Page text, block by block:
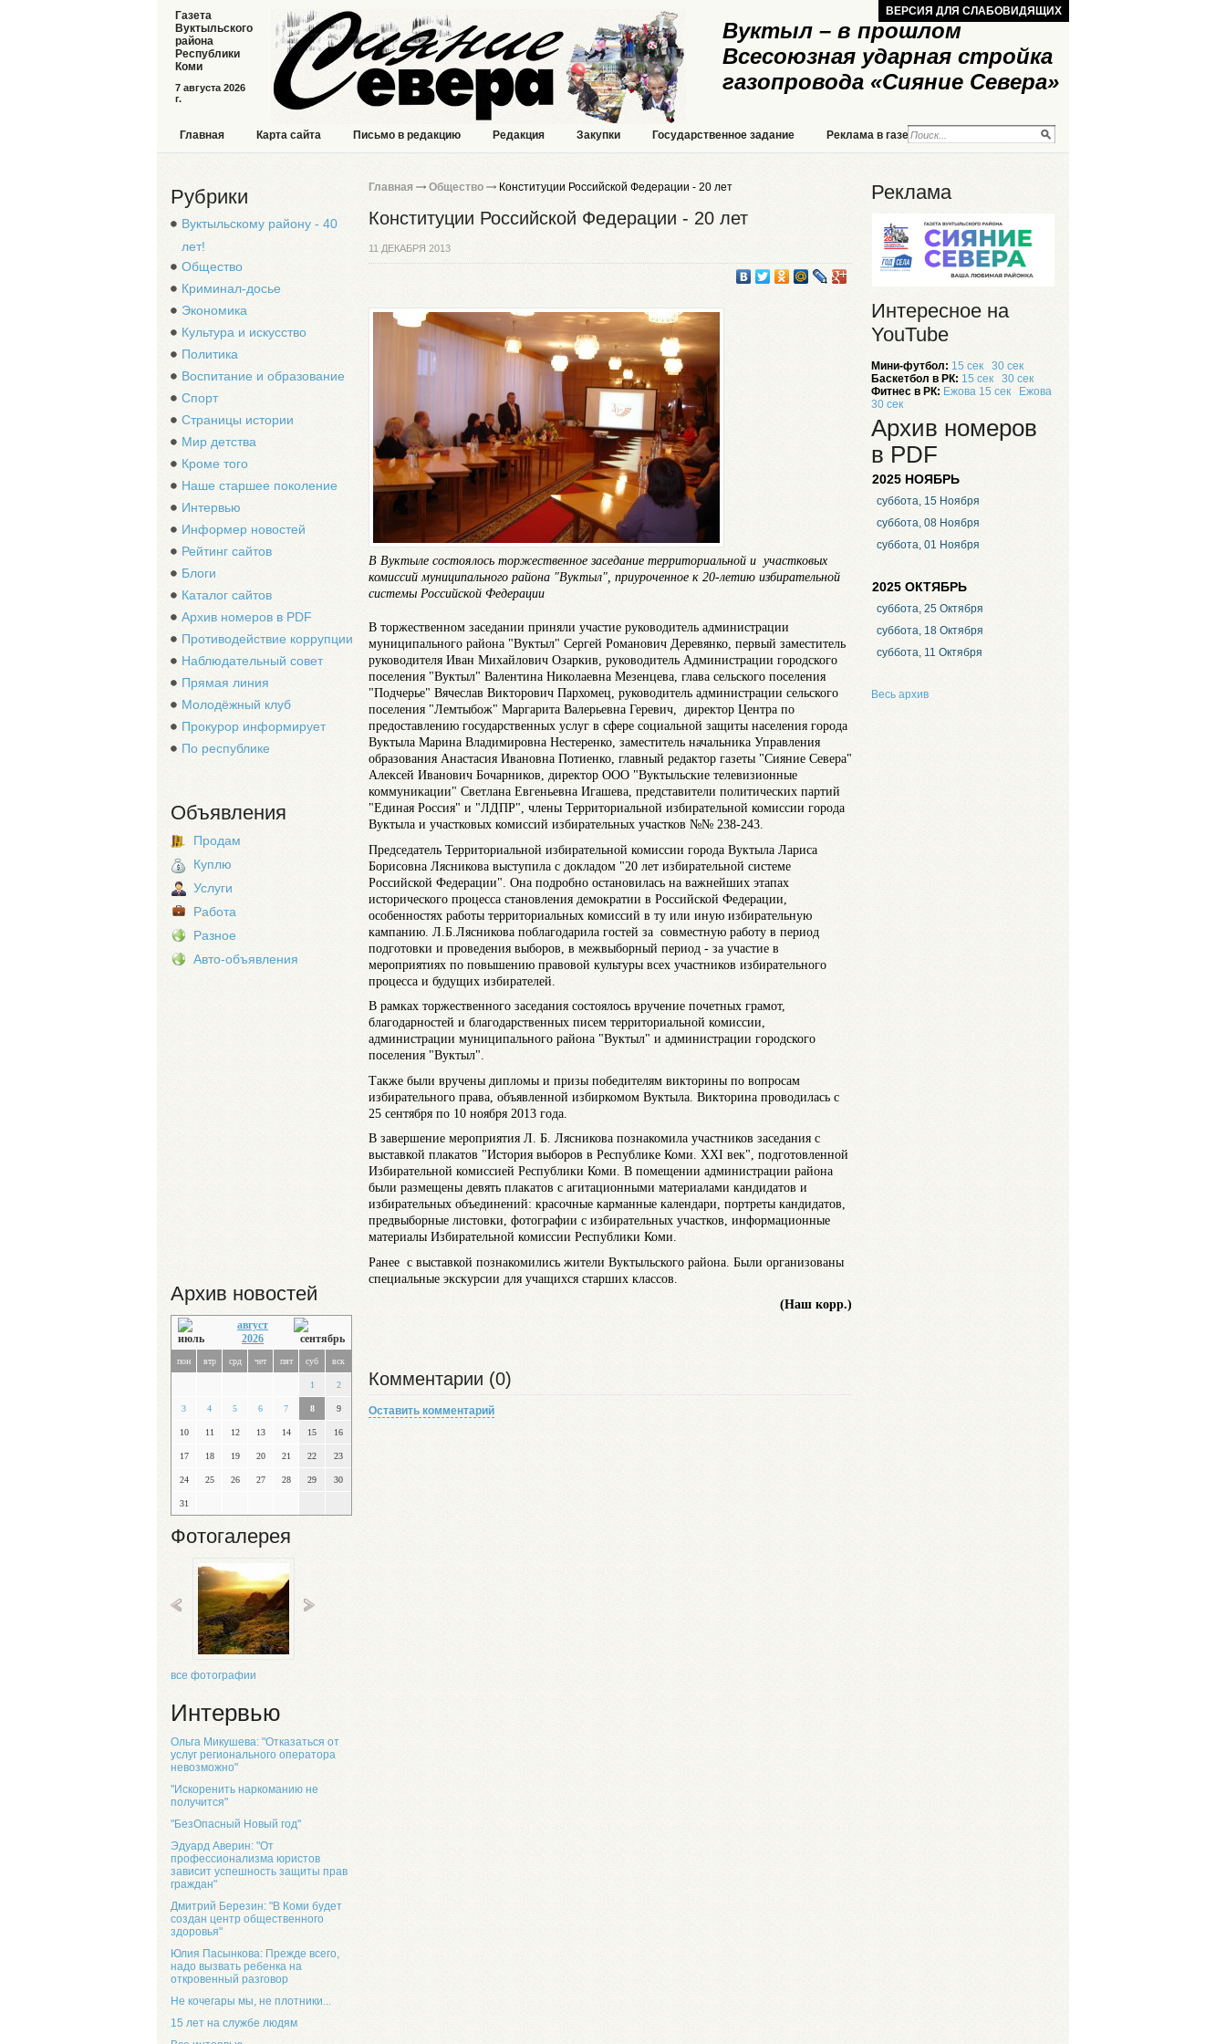
Вуктыл – в прошлом
Всесоюзная ударная стройка
газопровода «Сияние Севера»
7 августа 2026
г.
Газета
Вуктыльского
района
Республики
Коми
ВЕРСИЯ ДЛЯ СЛАБОВИДЯЩИХ
Главная Карта сайта Письмо в редакцию Редакция Закупки Государственное задание Реклама в газете Реклама на сайте
Рубрики
Вуктыльскому району - 40
лет!
Общество
Криминал-досье
Экономика
Культура и искусство
Политика
Воспитание и образование
Спорт
Страницы истории
Мир детства
Кроме того
Наше старшее поколение
Интервью
Информер новостей
Рейтинг сайтов
Блоги
Каталог сайтов
Архив номеров в PDF
Противодействие коррупции
Наблюдательный совет
Прямая линия
Молодёжный клуб
Прокурор информирует
По республике
Объявления
Продам
Куплю
Услуги
Работа
Разное
Авто-объявления
Архив новостей
август
2026
пон втр срд чет пят суб вск
1 2
3 4 5 6 7 8 9
10 11 12 13 14 15 16
17 18 19 20 21 22 23
24 25 26 27 28 29 30
31
Фотогалерея
все фотографии
Интервью
Ольга Микушева: "Отказаться от
услуг регионального оператора
невозможно"
"Искоренить наркоманию не
получится"
"БезОпасный Новый год"
Эдуард Аверин: "От
профессионализма юристов
зависит успешность защиты прав
граждан"
Дмитрий Березин: "В Коми будет
создан центр общественного
здоровья"
Юлия Пасынкова: Прежде всего,
надо вызвать ребенка на
откровенный разговор
Не кочегары мы, не плотники...
15 лет на службе людям
Главная Общество Конституции Российской Федерации - 20 лет
Конституции Российской Федерации - 20 лет
11 ДЕКАБРЯ 2013
В Вуктыле состоялось торжественное заседание территориальной и участковых
комиссий муниципального района "Вуктыл", приуроченное к 20-летию избирательной
системы Российской Федерации
В торжественном заседании приняли участие руководитель администрации
муниципального района "Вуктыл" Сергей Романович Деревянко, первый заместитель
руководителя Иван Михайлович Озаркив, руководитель Администрации городского
поселения "Вуктыл" Валентина Николаевна Мезенцева, глава сельского поселения
"Подчерье" Вячеслав Викторович Пархомец, руководитель администрации сельского
поселения "Лемтыбож" Маргарита Валерьевна Геревич, директор Центра по
предоставлению государственных услуг в сфере социальной защиты населения города
Вуктыла Марина Владимировна Нестеренко, заместитель начальника Управления
образования Анастасия Ивановна Потиенко, главный редактор газеты "Сияние Севера"
Алексей Иванович Бочарников, директор ООО "Вуктыльские телевизионные
коммуникации" Светлана Евгеньевна Игашева, представители политических партий
"Единая Россия" и "ЛДПР", члены Территориальной избирательной комиссии города
Вуктыла и участковых комиссий избирательных участков №№ 238-243.
Председатель Территориальной избирательной комиссии города Вуктыла Лариса
Борисовна Лясникова выступила с докладом "20 лет избирательной системе
Российской Федерации". Она подробно остановилась на важнейших этапах
исторического процесса становления демократии в Российской Федерации,
особенностях работы территориальных комиссий в ту или иную избирательную
кампанию. Л.Б.Лясникова поблагодарила гостей за совместную работу в период
подготовки и проведения выборов, в межвыборный период - за участие в
мероприятиях по повышению правовой культуры всех участников избирательного
процесса и будущих избирателей.
В рамках торжественного заседания состоялось вручение почетных грамот,
благодарностей и благодарственных писем территориальной комиссии,
администрации муниципального района "Вуктыл" и администрации городского
поселения "Вуктыл".
Также были вручены дипломы и призы победителям викторины по вопросам
избирательного права, объявленной избиркомом Вуктыла. Викторина проводилась с
25 сентября по 10 ноября 2013 года.
В завершение мероприятия Л. Б. Лясникова познакомила участников заседания с
выставкой плакатов "История выборов в Республике Коми. ХХI век", подготовленной
Избирательной комиссией Республики Коми. В помещении администрации района
были размещены девять плакатов с агитационными материалами кандидатов и
избирательных объединений: красочные карманные календари, портреты кандидатов,
предвыборные листовки, фотографии с избирательных участков, информационные
материалы Избирательной комиссии Республики Коми.
Ранее с выставкой познакомились жители Вуктыльского района. Были организованы
специальные экскурсии для учащихся старших классов.
(Наш корр.)
Комментарии (0)
Оставить комментарий
Реклама
Интересное на
YouTube
Мини-футбол: 15 сек
30 сек
Баскетбол в РК: 15 сек
30 сек
Фитнес в РК: Ежова 15 сек
Ежова
30 сек
Архив номеров
в PDF
2025 НОЯБРЬ
суббота, 15 Ноября
суббота, 08 Ноября
суббота, 01 Ноября
2025 ОКТЯБРЬ
суббота, 25 Октября
суббота, 18 Октября
суббота, 11 Октября
Весь архив